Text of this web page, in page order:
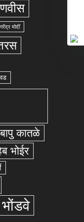
नरेंद्र मोदीं
बापु कातळे
भोईर
भोंडवे